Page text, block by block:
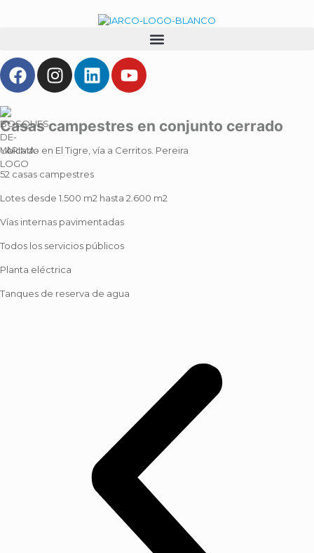
Casas campestres en conjunto cerrado
Ubicado en El Tigre, vía a Cerritos. Pereira
52 casas campestres
Lotes desde 1.500 m2 hasta 2.600 m2
Vías internas pavimentadas
Todos los servicios públicos
Planta eléctrica
Tanques de reserva de agua